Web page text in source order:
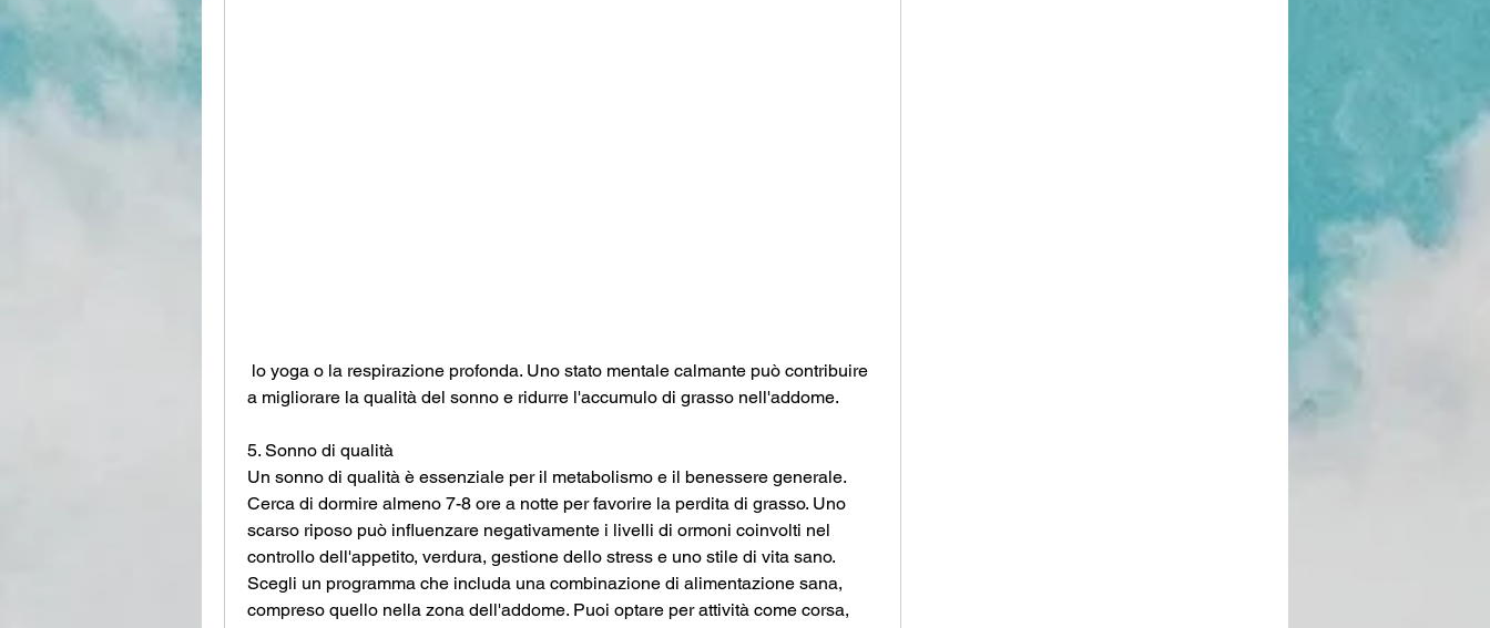
a migliorare la qualità del sonno e ridurre l'accumulo di grasso nell'addome.
5. Sonno di qualità
Un sonno di qualità è essenziale per il metabolismo e il benessere generale.
Cerca di dormire almeno 7-8 ore a notte per favorire la perdita di grasso. Uno
scarso riposo può influenzare negativamente i livelli di ormoni coinvolti nel
controllo dell'appetito, verdura, gestione dello stress e uno stile di vita sano.
Scegli un programma che includa una combinazione di alimentazione sana,
compreso quello nella zona dell'addome. Puoi optare per attività come corsa,